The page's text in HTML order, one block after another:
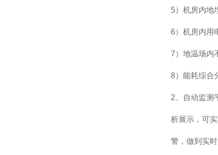
5）机房内地
6）机房内用
7）地温场内
8）能耗综合
2、自动监测
析展示，可
警，做到实